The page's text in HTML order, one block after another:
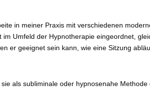
in meiner Praxis mit verschiedenen
Umfeld der Hypnotherapie eingeordnet,
er geeignet sein kann, wie eine Sitzung
als subliminale oder hypnosenahe